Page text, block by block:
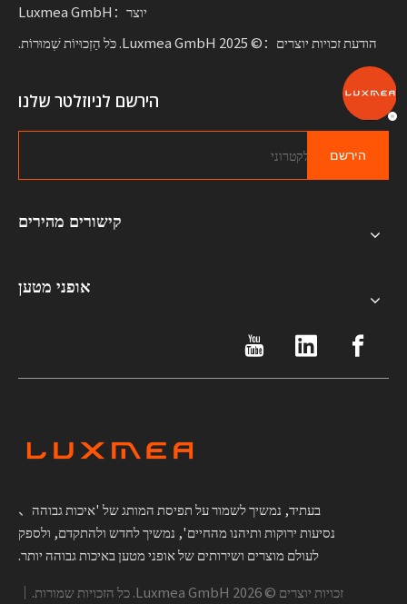
יוצר：Luxmea GmbH
הודעת זכויות יוצרים：© 2025 Luxmea GmbH. כֹּל הַזְכוּיוֹת שְׁמוּרוֹת.
הירשם לניוזלטר שלנו
הירשם
קישורים מהירים
אופני מטען
בעתיד, נמשיך לשמור על תפיסת המותג של 'איכות גבוהה、
נסיעות ירוקות ותיהנו מהחיים', נמשיך לחדש ולהתקדם, ולספק
לעולם מוצרים ושירותים של אופני מטען באיכות גבוהה יותר.
זכויות יוצרים ©2026